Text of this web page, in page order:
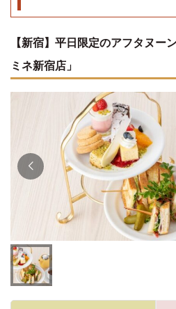
【新宿】平日限定のアフタヌー
ミネ新宿店」